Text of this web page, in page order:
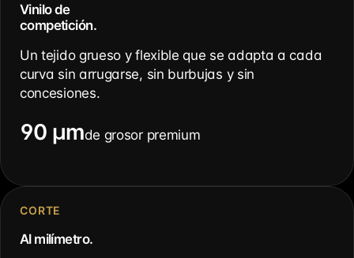
Vinilo de
competición.
Un tejido grueso y flexible que se adapta a cada
curva sin arrugarse, sin burbujas y sin
concesiones.
90 µmde grosor premium
CORTE
Al milímetro.